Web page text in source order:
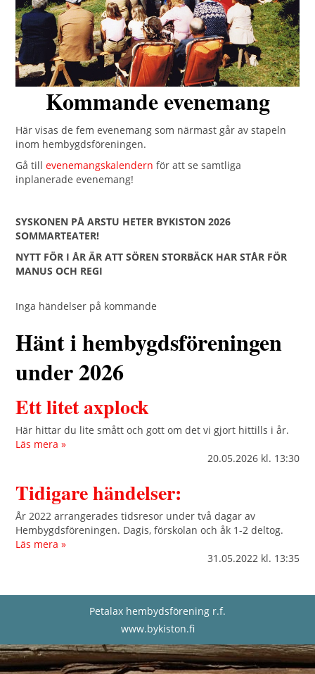
Kommande evenemang
Här visas de fem evenemang som närmast går av stapeln
inom hembygdsföreningen.
Gå tillevenemangskalendernför att se samtliga
inplanerade evenemang!
SYSKONEN PÅ ARSTU HETER BYKISTON 2026
SOMMARTEATER!
NYTT FÖR I ÅR ÄR ATT SÖREN STORBÄCK HAR STÅR FÖR
MANUS OCH REGI
Inga händelser på kommande
Hänt i hembygdsföreningen
under 2026
Ett litet axplock
Här hittar du lite smått och gott om det vi gjort hittills i år.
Läs mera »
20.05.2026 kl. 13:30
Tidigare händelser:
År 2022 arrangerades tidsresor under två dagar av
Hembygdsföreningen. Dagis, förskolan och åk 1-2 deltog.
Läs mera »
31.05.2022 kl. 13:35
Petalax hembydsförening r.f.
www.bykiston.fi